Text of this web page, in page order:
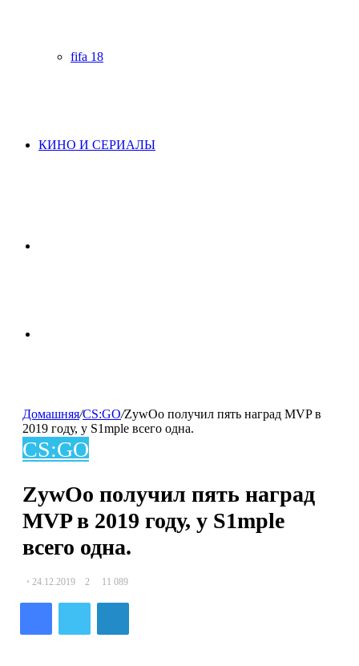
fifa 18
КИНО И СЕРИАЛЫ
skin
Домашняя/CS:GO/ZywOo получил пять наград MVP в
2019 году, у S1mple всего одна.
CS:GO
ZywOo получил пять наград
MVP в 2019 году, у S1mple
всего одна.
24.12.2019 2 11 089
FacebookTwitterLinkedIn